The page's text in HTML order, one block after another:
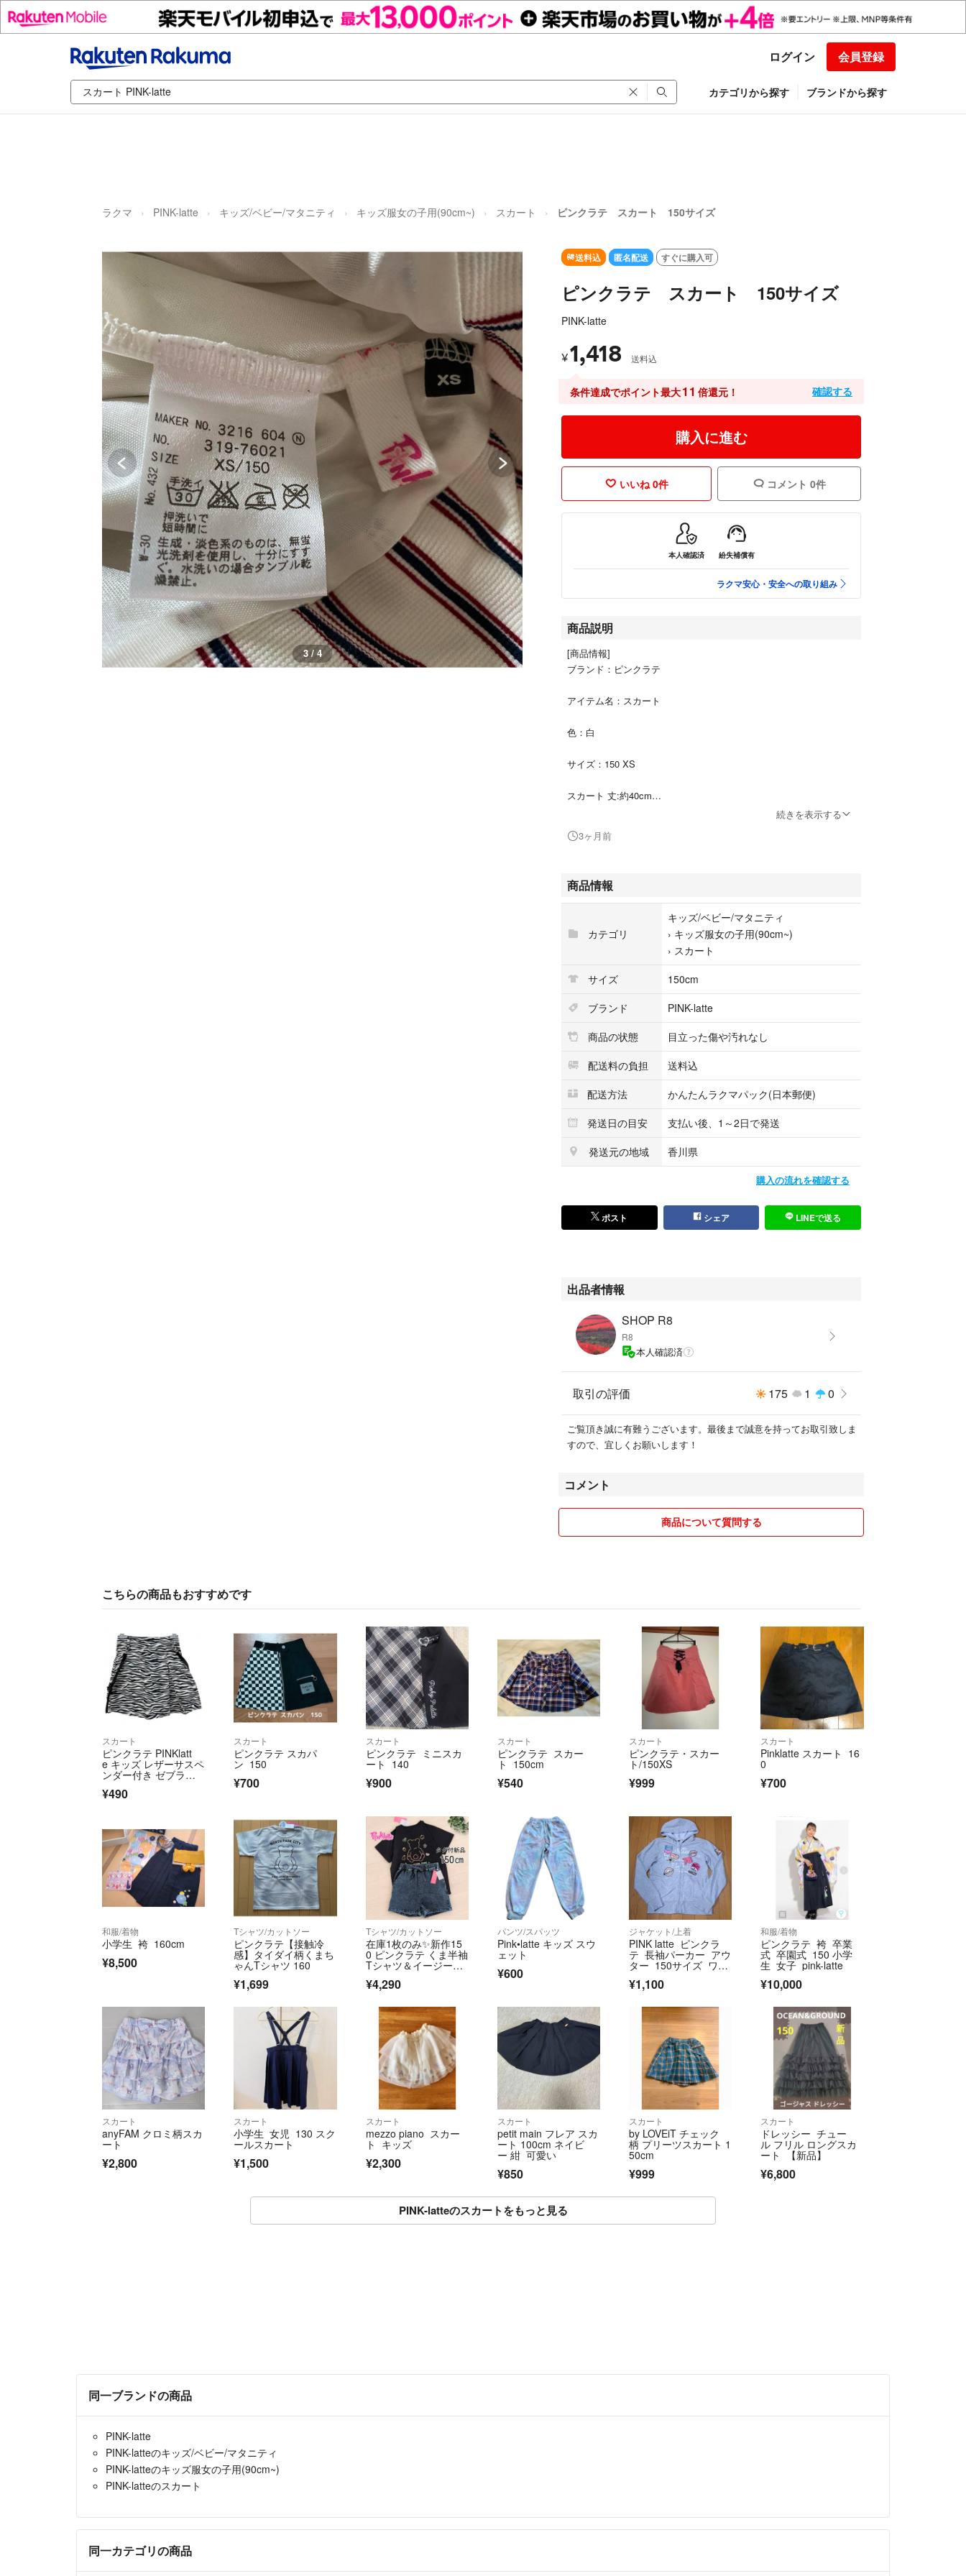
ログイン 会員登録
カテゴリから探す ブランドから探す
ラクマ PINK-latte キッズ/ベビー/マタニティ キッズ服女の子用(90cm~) スカート ピンクラテ スカート 150サイズ
3 / 4
送料込 匿名配送 すぐに購入可
ピンクラテ スカート 150サイズ
PINK-latte
¥1,418 送料込
条件達成でポイント最大11 倍還元！ 確認する
購入に進む
いいね 0件 コメント 0件
本人確認済 紛失補償有
ラクマ安心・安全への取り組み
商品説明
[商品情報]
ブランド：ピンクラテ
アイテム名：スカート
色：白
サイズ：150 XS
スカート 丈:約40cm
ートです。
続きを表示する
3ヶ月前
商品情報
カテゴリ
キッズ/ベビー/マタニティ
› キッズ服女の子用(90cm~)
› スカート
サイズ
150cm
ブランド
PINK-latte
商品の状態
目立った傷や汚れなし
配送料の負担
送料込
配送方法
かんたんラクマパック(日本郵便)
発送日の目安
支払い後、1～2日で発送
発送元の地域
香川県
購入の流れを確認する
ポスト シェア LINEで送る
出品者情報
SHOP R8
R8
本人確認済
取引の評価 175 1 0
ご覧頂き誠に有難うございます。最後まで誠意を持ってお取引致しま
すので、宜しくお願いします！
コメント
商品について質問する
こちらの商品もおすすめです
スカート
ピンクラテ PINKlatt
e キッズ レザーサスペ
ンダー付き ゼブラ柄
¥490
スカート
ピンクラテ スカパ
ン 150
¥700
スカート
ピンクラテ ミニスカ
ート 140
¥900
スカート
ピンクラテ スカー
ト 150cm
¥540
スカート
ピンクラテ・スカー
ト/150XS
¥999
スカート
Pinklatte スカート 16
0
¥700
和服/着物
小学生 袴 160cm
¥8,500
Tシャツ/カットソー
ピンクラテ【接触冷
感】タイダイ柄くまち
ゃんTシャツ 160
¥1,699
Tシャツ/カットソー
在庫1枚のみ✨新作15
0 ピンクラテ くま半袖
Tシャツ＆イージーシ
ョートパンツ
¥4,290
パンツ/スパッツ
Pink•latte キッズ スウ
ェット
¥600
ジャケット/上着
PINK latte ピンクラ
テ 長袖パーカー アウ
ター 150サイズ ワッ
ペン Kids
¥1,100
和服/着物
ピンクラテ 袴 卒業
式 卒園式 150 小学
生 女子 pink-latte
¥10,000
スカート
anyFAM クロミ柄スカ
ート
¥2,800
スカート
小学生 女児 130 スク
ールスカート
¥1,500
スカート
mezzo piano スカー
ト キッズ
¥2,300
スカート
petit main フレア スカ
ート 100cm ネイビ
ー 紺 可愛い
¥850
スカート
by LOVEiT チェック
柄 プリーツスカート 1
50cm
¥999
スカート
ドレッシー チュー
ル フリル ロングスカ
ート 【新品】
¥6,800
PINK-latteのスカートをもっと見る
同一ブランドの商品
PINK-latte
PINK-latteのキッズ/ベビー/マタニティ
PINK-latteのキッズ服女の子用(90cm~)
PINK-latteのスカート
同一カテゴリの商品